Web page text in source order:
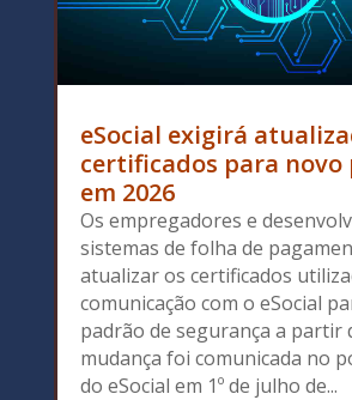
eSocial exigirá
certificados para novo
em 2026
Os empregadores e
sistemas de folha de
atualizar os certificados
comunicação com o eSocial
padrão de segurança a partir
mudança foi comunicada no
do eSocial em 1º de julho de...